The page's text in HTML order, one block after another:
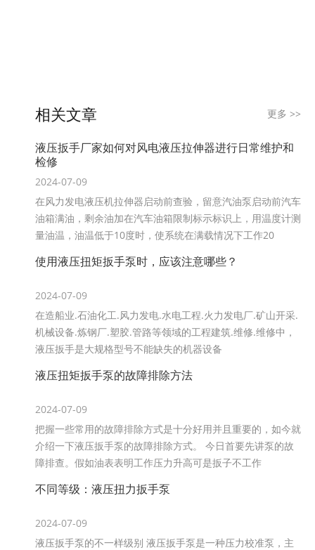
相关文章 更多>>
液压扳手厂家如何对风电液压拉伸器进行日常维护和
检修
2024-07-09
在风力发电液压机拉伸器启动前查验，留意汽油泵启动前汽车
油箱满油，剩余油加在汽车油箱限制标示标识上，用温度计测
量油温，油温低于10度时，使系统在满载情况下工作20
使用液压扭矩扳手泵时，应该注意哪些？
2024-07-09
在造船业.石油化工.风力发电.水电工程.火力发电厂.矿山开采.
机械设备.炼钢厂.塑胶.管路等领域的工程建筑.维修.维修中，
液压扳手是大规格型号不能缺失的机器设备
液压扭矩扳手泵的故障排除方法
2024-07-09
把握一些常用的故障排除方式是十分好用并且重要的，如今就
介绍一下液压扳手泵的故障排除方式。 今日首要先讲泵的故
障排查。假如油表表明工作压力升高可是扳子不工作
不同等级：​​​​​​​液压扭力扳手泵
2024-07-09
液压扳手泵的不一样级别 液压扳手泵是一种压力校准泵，主